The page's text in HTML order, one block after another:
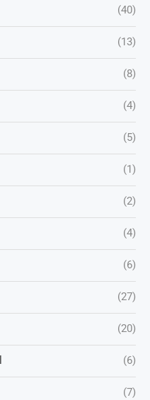
(40)
(13)
(8)
(4)
(5)
(1)
(2)
(4)
(6)
(27)
(20)
(6)
(7)